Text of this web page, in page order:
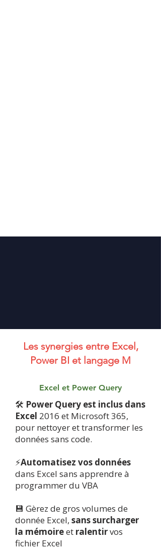
Les synergies entre Excel,
Power BI et langage M
Excel et Power Query
🛠 Power Query est inclus dans
Excel 2016 et Microsoft 365,
pour nettoyer et transformer les
données sans code.
⚡Automatisez vos données
dans Excel sans apprendre à
programmer du VBA
💾 Gèrez de gros volumes de
donnée Excel, sans surcharger
la mémoireet ralentirvos
fichier Excel